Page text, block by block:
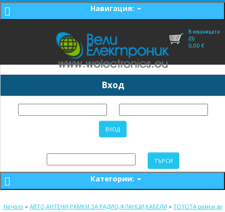
Навигация:
В кошницата
(0)
0,00 €
Вход
Категории:
Начало » АВТО,АНТЕНИ,РАМКИ ЗА РАДИО,ФЛАНЦИ,КАБЕЛИ » TOYOTA рамки за